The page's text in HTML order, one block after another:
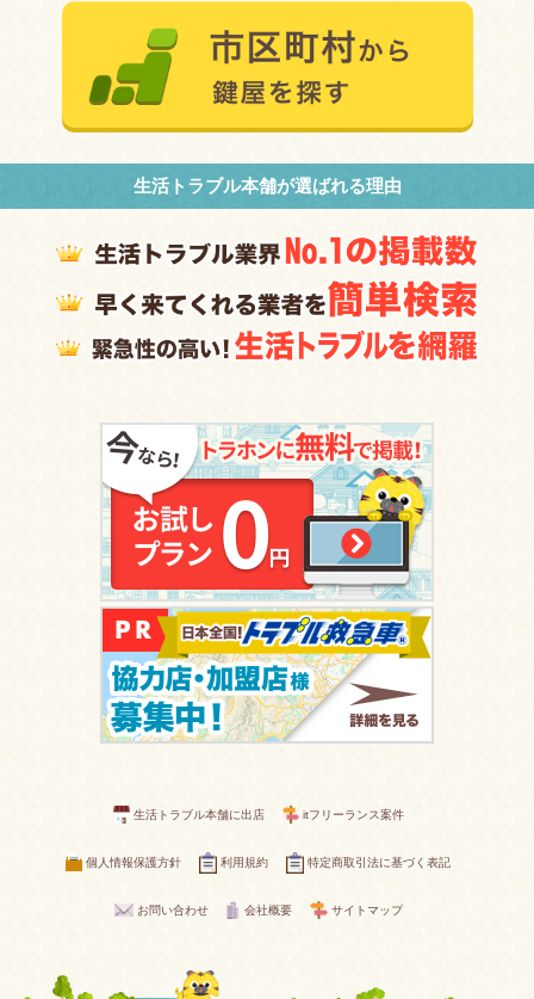
生活トラブル本舗が選ばれる理由
生活トラブル本舗に出店 itフリーランス案件
個人情報保護方針 利用規約 特定商取引法に基づく表記
お問い合わせ 会社概要 サイトマップ